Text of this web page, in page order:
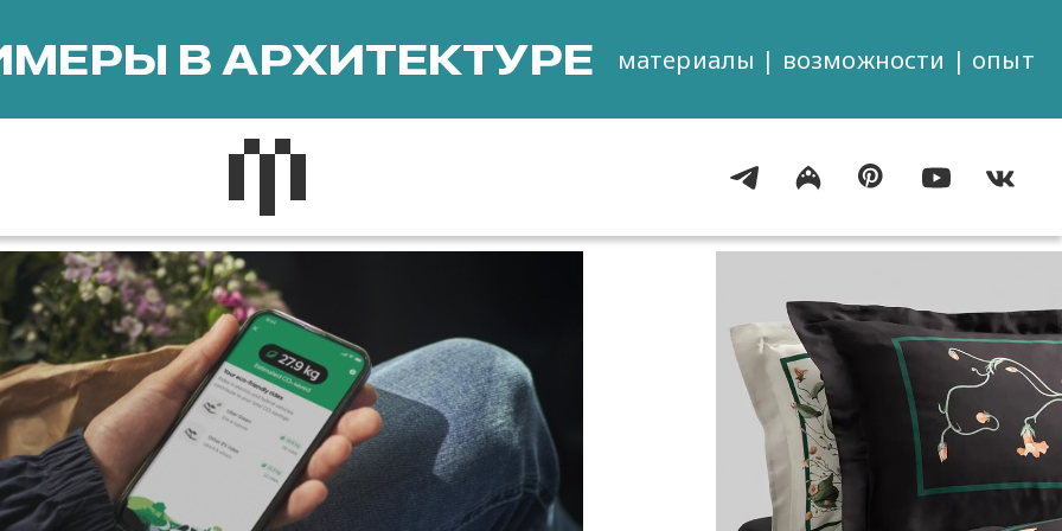
В АРХИТЕКТУРЕ материалы | возможности | опыт